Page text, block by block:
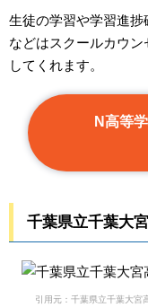
生徒の学習や学習進
などはスクールカウ
してくれます。
N高等
千葉県立千葉大
引用元：千葉県立千葉大宮